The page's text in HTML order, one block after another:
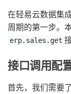
在轻易云数据集
周期的第一步。
erp.sales.get
接口调用配
首先，我们需要